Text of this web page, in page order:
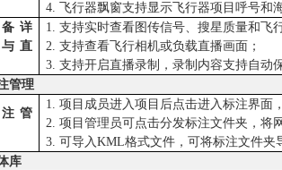
4. 飞行器飘窗支持显示飞行器项目呼号和
详
直
1. 支持实时查看图传信号、搜星质量和飞
2. 支持查看飞行相机或负载直播画面；
3. 支持开启直播录制，录制内容支持自动
管理
管
1. 项目成员进入项目后点击进入标注界面
2. 项目管理员可点击分发标注文件夹，将
3. 可导入KML格式文件，可将标注文件夹
库